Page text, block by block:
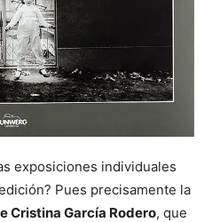
exposiciones individuales
Pues precisamente la
Cristina García Rodero, que